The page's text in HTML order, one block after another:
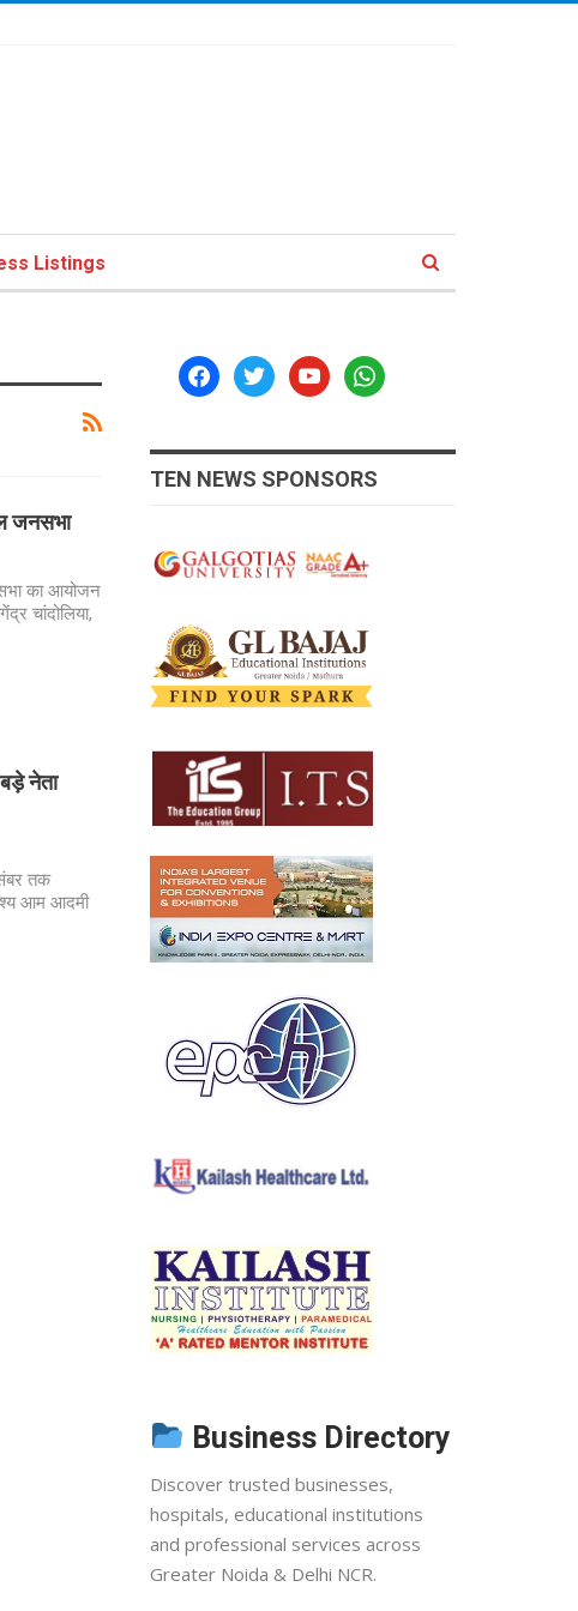
Listings
जनसभा
का आयोजन
चांदोलिया,
नेता
तक
आम आदमी
facebooktwitteryoutubewhatsapp
TEN NEWS SPONSORS
Business Directory
Discover trusted businesses,
hospitals, educational institutions
and professional services across
Greater Noida & Delhi NCR.